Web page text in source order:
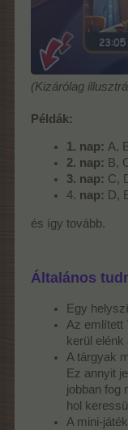
(Kizárólag
Példák:
1. nap: A,
2. nap: B,
3. nap: C,
4. nap: D,
és így tovább.
Általános
Egy
Az említett
kerül
A tárgyak
Ez annyit
jobban fog
hol
A mini-